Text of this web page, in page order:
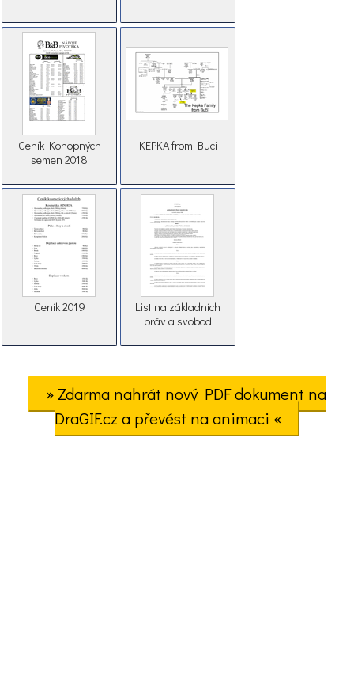
Ceník Konopných
semen 2018
KEPKA from Buci
Ceník 2019
Listina základních
práv a svobod
» Zdarma nahrát nový PDF dokument na
DraGIF.cz a převést na animaci «